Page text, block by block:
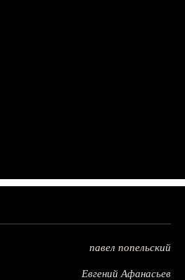
павел попельский
Евгений Афанасьев